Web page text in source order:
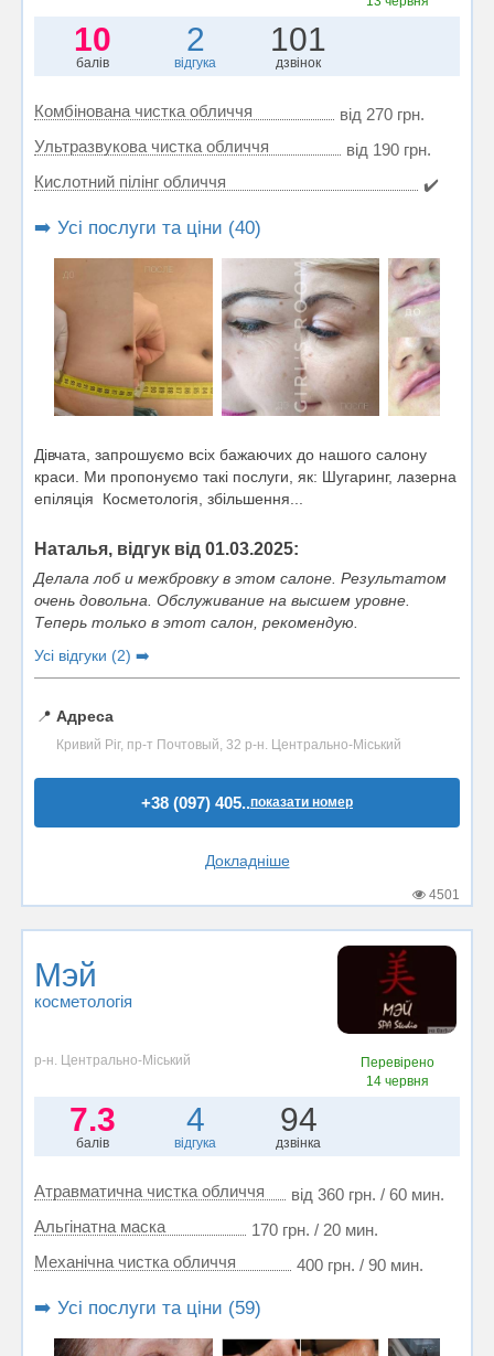
10
балів
2
відгука
101
дзвінок
Комбінована чистка обличчя
від 270 грн.
Ультразвукова чистка обличчя
від 190 грн.
Кислотний пілінг обличчя
✔️
➡️ Усі послуги та ціни (40)
Дівчата, запрошуємо всіх бажаючих до нашого салону
краси. Ми пропонуємо такі послуги, як: Шугаринг, лазерна
епіляція Косметологія, збільшення...
Наталья, відгук від 01.03.2025:
Делала лоб и межбровку в этом салоне. Результатом
очень довольна. Обслуживание на высшем уровне.
Теперь только в этот салон, рекомендую.
Усі відгуки (2) ➡️
📍 Адреса
Кривий Ріг, пр-т Почтовый, 32 р-н. Центрально-Міський
+38 (097) 405..показати номер
Докладніше
4501
Мэй
косметологія
р-н. Центрально-Міський
Перевірено
14 червня
7.3
балів
4
відгука
94
дзвінка
Атравматична чистка обличчя
від 360 грн. / 60 мин.
Альгінатна маска
170 грн. / 20 мин.
Механічна чистка обличчя
400 грн. / 90 мин.
➡️ Усі послуги та ціни (59)